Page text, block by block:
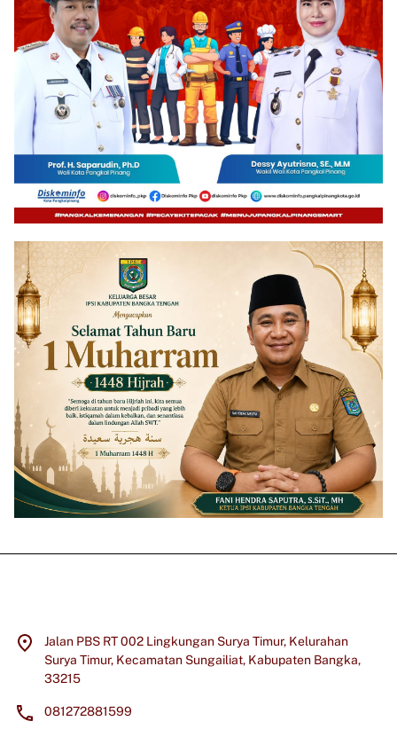
Jalan PBS RT 002 Lingkungan Surya Timur, Kelurahan
Surya Timur, Kecamatan Sungailiat, Kabupaten Bangka,
33215
081272881599